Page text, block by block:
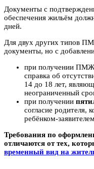
Документы с
обеспечения жильём
дней.
Для двух других типов
документы, но с
при получении
справка об
14 до 18 лет,
неограниченный
при получении
согласие родителя,
ребёнком-
Требования по
отличаются от тех,
временный вид на